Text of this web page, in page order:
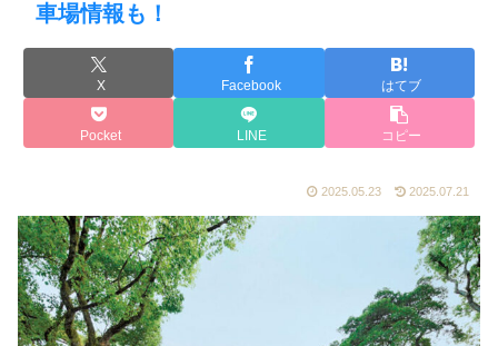
車場情報も！
X Facebook はてブ
Pocket LINE コピー
2025.05.23 2025.07.21